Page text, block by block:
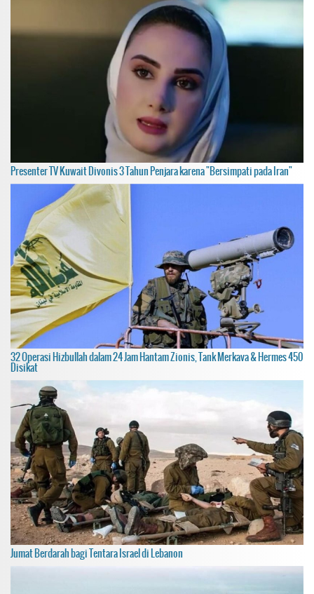
Presenter TV Kuwait Divonis 3 Tahun Penjara karena "Bersimpati pada Iran"
32 Operasi Hizbullah dalam 24 Jam Hantam Zionis, Tank Merkava & Hermes 450
Disikat
Jumat Berdarah bagi Tentara Israel di Lebanon